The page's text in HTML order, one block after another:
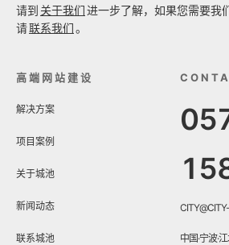
请到 关于我们进一步了解，如果您需要我
请联系我们。
高端网站建设
解决方案
项目案例
关于城池
新闻动态
联系城池 中国·宁波·